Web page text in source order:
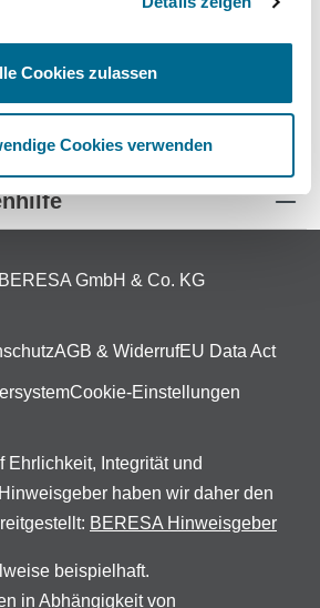
Cookies zulassen
Cookies verwenden
GmbH & Co. KG
AGB & WiderrufEU Data Act
Cookie-Einstellungen
Ehrlichkeit, Integrität und
haben wir daher den
BERESA Hinweisgeber
beispielhaft.
in Abhängigkeit von